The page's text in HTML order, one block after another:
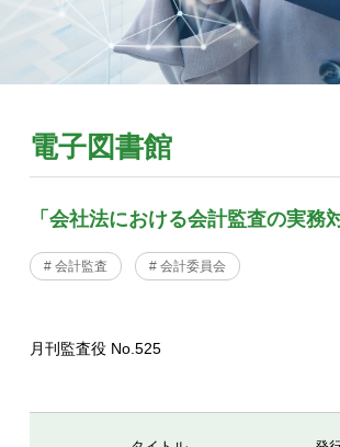
電子図書館
「会社法における会計監査の実務
# 会計監査 # 会計委員会
月刊監査役 No.525